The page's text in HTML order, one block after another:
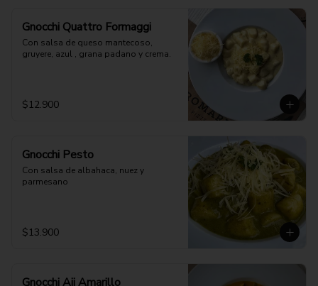
Gnocchi Quattro Formaggi
Con salsa de queso mantecoso,
gruyere, azul , grana padano y crema.
$12.900
Gnocchi Pesto
Con salsa de albahaca, nuez y
parmesano
$13.900
Gnocchi Aji Amarillo